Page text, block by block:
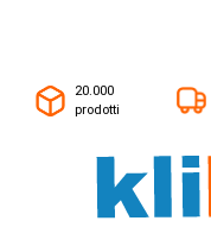
20.000
prodotti